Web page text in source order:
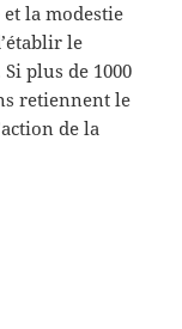
la modestie
le
plus de 1000
retiennent le
de la